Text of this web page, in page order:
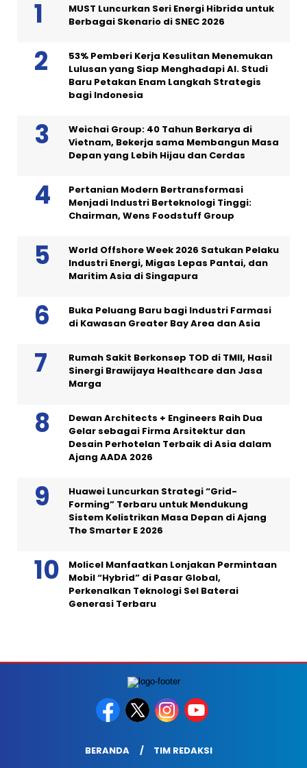
MUST Luncurkan Seri Energi Hibrida untuk
Berbagai Skenario di SNEC 2026
53% Pemberi Kerja Kesulitan Menemukan
Lulusan yang Siap Menghadapi AI. Studi
Baru Petakan Enam Langkah Strategis
bagi Indonesia
Weichai Group: 40 Tahun Berkarya di
Vietnam, Bekerja sama Membangun Masa
Depan yang Lebih Hijau dan Cerdas
Pertanian Modern Bertransformasi
Menjadi Industri Berteknologi Tinggi:
Chairman, Wens Foodstuff Group
World Offshore Week 2026 Satukan Pelaku
Industri Energi, Migas Lepas Pantai, dan
Maritim Asia di Singapura
Buka Peluang Baru bagi Industri Farmasi
di Kawasan Greater Bay Area dan Asia
Rumah Sakit Berkonsep TOD di TMII, Hasil
Sinergi Brawijaya Healthcare dan Jasa
Marga
Dewan Architects + Engineers Raih Dua
Gelar sebagai Firma Arsitektur dan
Desain Perhotelan Terbaik di Asia dalam
Ajang AADA 2026
Huawei Luncurkan Strategi “Grid-
Forming” Terbaru untuk Mendukung
Sistem Kelistrikan Masa Depan di Ajang
The Smarter E 2026
Molicel Manfaatkan Lonjakan Permintaan
Mobil “Hybrid” di Pasar Global,
Perkenalkan Teknologi Sel Baterai
Generasi Terbaru
BERANDA TIM REDAKSI